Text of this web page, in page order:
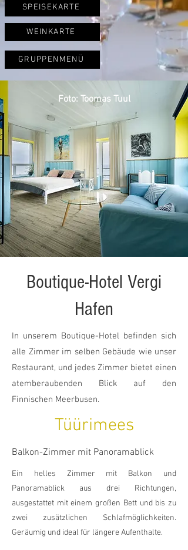
SPEISEKARTE
WEINKARTE
GRUPPENMENÜ
Foto: Toomas Tuul
Boutique-Hotel Vergi
Hafen
In unserem Boutique-Hotel befinden sich
alle Zimmer im selben Gebäude wie unser
Restaurant, und jedes Zimmer bietet einen
atemberaubenden Blick auf den
Finnischen Meerbusen.
Tüürimees
Balkon-Zimmer mit Panoramablick
Ein helles Zimmer mit Balkon und
Panoramablick aus drei Richtungen,
ausgestattet mit einem großen Bett und bis zu
zwei zusätzlichen Schlafmöglichkeiten.
Geräumig und ideal für längere Aufenthalte.